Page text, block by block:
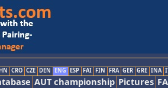
CRO CZE DEN ENG ESP FAI FIN FRA GER GRE INA
AUT championship Pictures